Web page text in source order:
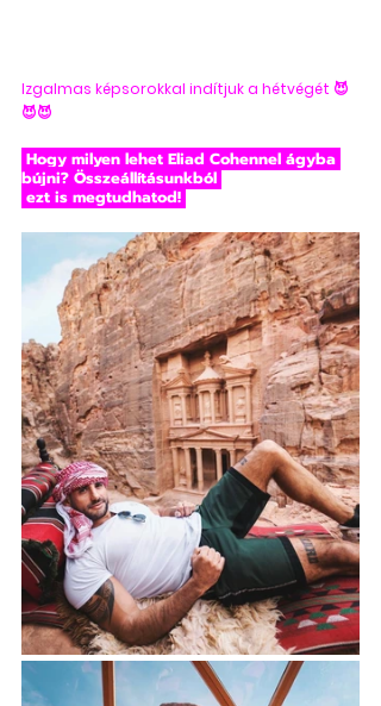
Izgalmas képsorokkal indítjuk a hétvégét 😈
😈😈
bújni? Összeállításunkból
ezt is megtudhatod!